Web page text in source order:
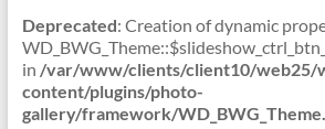
Deprecated: Creation of dynamic
in /var/www/clients/client10/web25/
content/plugins/photo-
gallery/framework/